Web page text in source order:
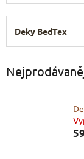
Deky BedTex